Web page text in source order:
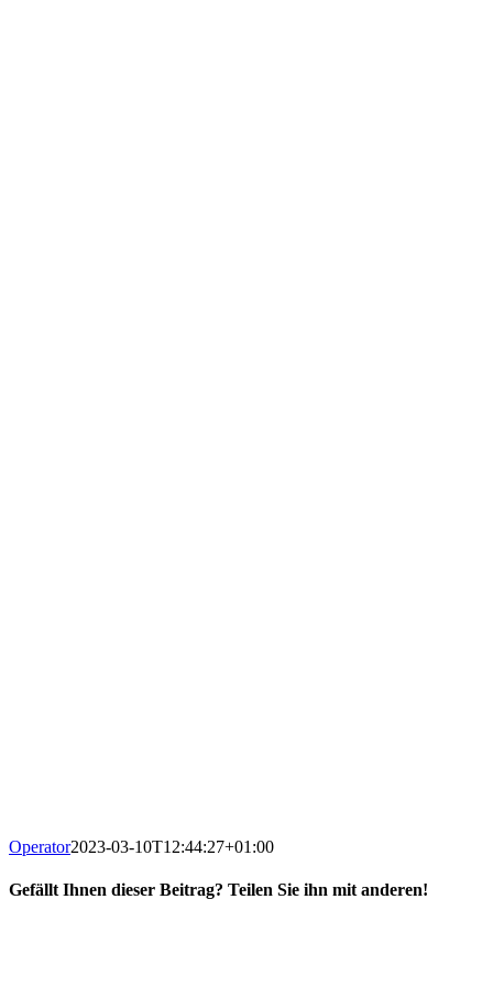
Operator2023-03-10T12:44:27+01:00
Gefällt Ihnen dieser Beitrag? Teilen Sie ihn mit anderen!